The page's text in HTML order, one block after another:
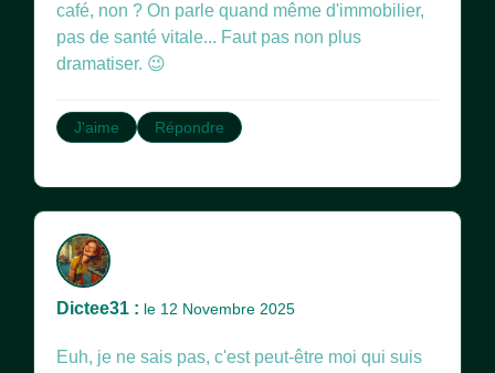
café, non ? On parle quand même d'immobilier,
pas de santé vitale... Faut pas non plus
dramatiser. 😉
J'aime Répondre
Dictee31 : le 12 Novembre 2025
Euh, je ne sais pas, c'est peut-être moi qui suis